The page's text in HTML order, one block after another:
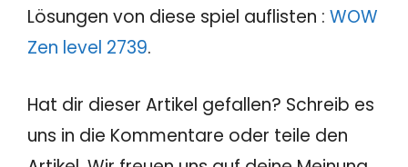
Lösungen von diese spiel auflisten : WOW
Zen level 2739.
Hat dir dieser Artikel gefallen? Schreib es
uns in die Kommentare oder teile den